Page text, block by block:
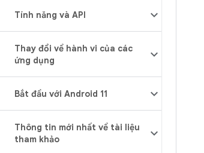
Tính năng và API
Thay đổi về hành vi của các
ứng dụng
Bắt đầu với Android 11
Thông tin mới nhất về tài liệu
tham khảo